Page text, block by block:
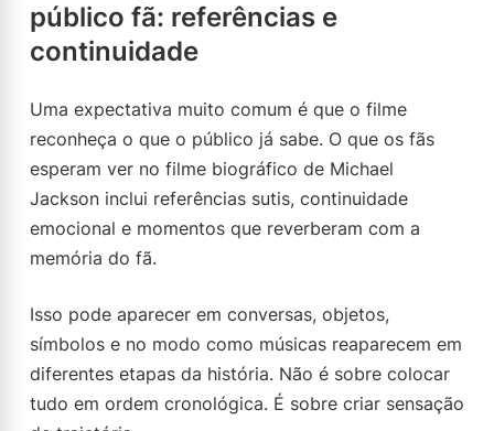
público fã: referências e
continuidade
Uma expectativa muito comum é que o filme
reconheça o que o público já sabe. O que os fãs
esperam ver no filme biográfico de Michael
Jackson inclui referências sutis, continuidade
emocional e momentos que reverberam com a
memória do fã.
Isso pode aparecer em conversas, objetos,
símbolos e no modo como músicas reaparecem em
diferentes etapas da história. Não é sobre colocar
tudo em ordem cronológica. É sobre criar sensação